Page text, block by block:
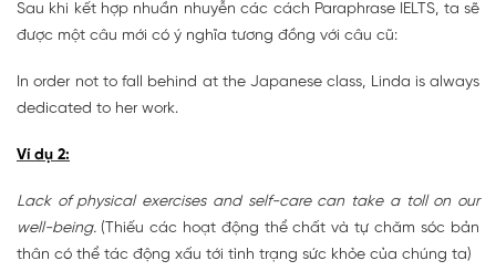
Sau khi kết hợp nhuần nhuyễn các cách Paraphrase IELTS, ta sẽ
được một câu mới có ý nghĩa tương đồng với câu cũ:
In order not to fall behind at the Japanese class, Linda is always
dedicated to her work.
Ví dụ 2:
Lack of physical exercises and self-care can take a toll on our
well-being. (Thiếu các hoạt động thể chất và tự chăm sóc bản
thân có thể tác động xấu tới tình trạng sức khỏe của chúng ta)